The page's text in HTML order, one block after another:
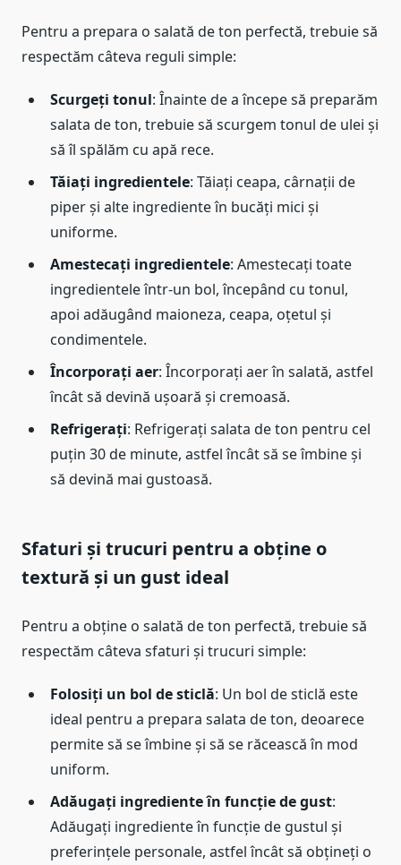
Pentru a prepara o salată de ton perfectă, trebuie să
respectăm câteva reguli simple:
Scurgeți tonul: Înainte de a începe să preparăm
salata de ton, trebuie să scurgem tonul de ulei și
să îl spălăm cu apă rece.
Tăiați ingredientele: Tăiați ceapa, cârnații de
piper și alte ingrediente în bucăți mici și
uniforme.
Amestecați ingredientele: Amestecați toate
ingredientele într-un bol, începând cu tonul,
apoi adăugând maioneza, ceapa, oțetul și
condimentele.
Încorporați aer: Încorporați aer în salată, astfel
încât să devină ușoară și cremoasă.
Refrigerați: Refrigerați salata de ton pentru cel
puțin 30 de minute, astfel încât să se îmbine și
să devină mai gustoasă.
Sfaturi și trucuri pentru a obține o
textură și un gust ideal
Pentru a obține o salată de ton perfectă, trebuie să
respectăm câteva sfaturi și trucuri simple:
Folosiți un bol de sticlă: Un bol de sticlă este
ideal pentru a prepara salata de ton, deoarece
permite să se îmbine și să se răcească în mod
uniform.
Adăugați ingrediente în funcție de gust:
Adăugați ingrediente în funcție de gustul și
preferințele personale, astfel încât să obțineți o